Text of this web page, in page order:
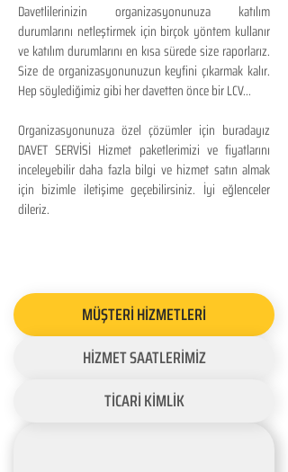
Davetlilerinizin organizasyonunuza katılım
durumlarını netleştirmek için birçok yöntem kullanır
ve katılım durumlarını en kısa sürede size raporlarız.
Size de organizasyonunuzun keyfini çıkarmak kalır.
Hep söylediğimiz gibi her davetten önce bir LCV...
Organizasyonunuza özel çözümler için buradayız
DAVET SERVİSİ Hizmet paketlerimizi ve fiyatlarını
inceleyebilir daha fazla bilgi ve hizmet satın almak
için bizimle iletişime geçebilirsiniz. İyi eğlenceler
dileriz.
MÜŞTERİ HİZMETLERİ
HİZMET SAATLERİMİZ
TİCARİ KİMLİK